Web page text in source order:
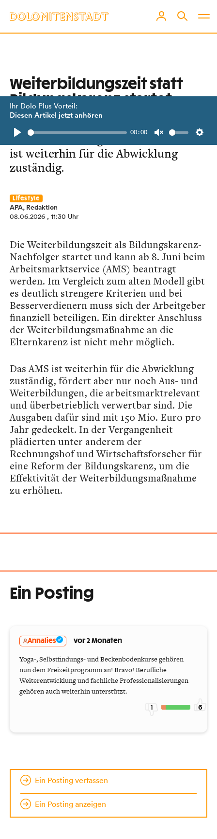
Ihr Dolo Plus Vorteil:
Diesen Artikel jetzt anhören
Play
00:00
Unmute
Weiterbildungszeit statt
Bildungskarenz startet
Im Vergleich zum alten Modell gibt
es deutlich strengere Kriterien. AMS
ist weiterhin für die Abwicklung
zuständig.
Lifestyle
APA, Redaktion
08.06.2026 , 11:30 Uhr
Die Weiterbildungszeit als Bildungskarenz-
Nachfolger startet und kann ab 8. Juni beim
Arbeitsmarktservice (AMS) beantragt
werden. Im Vergleich zum alten Modell gibt
es deutlich strengere Kriterien und bei
Besserverdienern muss sich der Arbeitgeber
finanziell beteiligen. Ein direkter Anschluss
der Weiterbildungsmaßnahme an die
Elternkarenz ist nicht mehr möglich.
Das AMS ist weiterhin für die Abwicklung
zuständig, fördert aber nur noch Aus- und
Weiterbildungen, die arbeitsmarktrelevant
und überbetrieblich verwertbar sind. Die
Ausgaben dafür sind mit 150 Mio. Euro pro
Jahr gedeckelt. In der Vergangenheit
plädierten unter anderem der
Rechnungshof und Wirtschaftsforscher für
eine Reform der Bildungskarenz, um die
Effektivität der Weiterbildungsmaßnahme
zu erhöhen.
Ein Posting
Annalies vor 2 Monaten
Yoga-, Selbstfindungs- und Beckenbodenkurse gehören
nun dem Freizeitprogramm an! Bravo! Berufliche
Weiterentwicklung und fachliche Professionalisierungen
gehören auch weiterhin unterstützt.
1 6
Ein Posting verfassen
Ein Posting anzeigen